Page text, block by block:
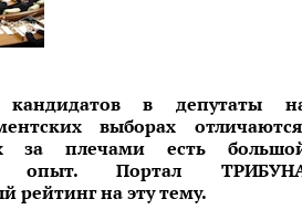
кандидатов в депутаты
выборах
плечами есть
опыт. Портал
рейтинг на эту тему.